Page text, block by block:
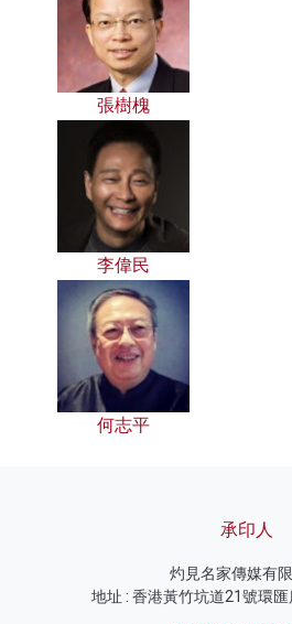
張樹槐
李偉民
何志平
承印人
灼見名家傳媒有
地址 : 香港黃竹坑道21號環